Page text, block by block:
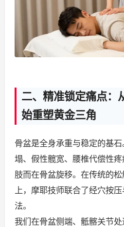
二、精准锁定痛点：
始重塑黄金三角
骨盆是全身承重与稳定的基
塌、假性髋宽、腰椎代偿性
肢而在骨盆旋移。在传统的
上，摩耶技师联合了经穴按
法。
我们在骨盆侧端、骶髂关节